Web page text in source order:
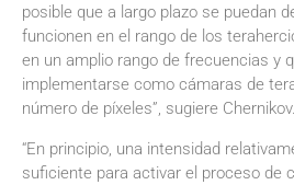
posible que a largo plazo se puedan
funcionen en el rango de los
en un amplio rango de frecuencias y
implementarse como cámaras de
número de píxeles”, sugiere Chernikov.
“En principio, una intensidad
suficiente para activar el proceso de